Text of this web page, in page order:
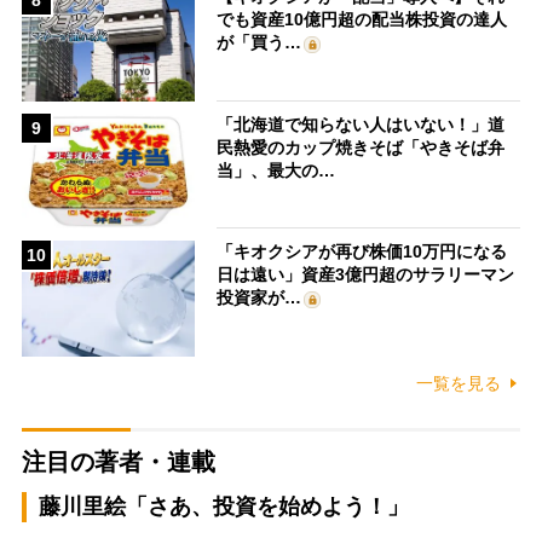
でも資産10億円超の配当株投資の達人
が「買う…
9
「北海道で知らない人はいない！」道
民熱愛のカップ焼きそば「やきそば弁
当」、最大の…
10
「キオクシアが再び株価10万円になる
日は遠い」資産3億円超のサラリーマン
投資家が…
一覧を見る
注目の著者・連載
藤川里絵「さあ、投資を始めよう！」